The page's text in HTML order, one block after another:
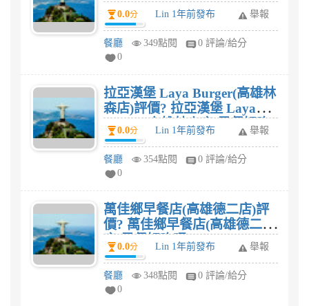
0.0分 Lin 1年前發布 舉報
餐廳 349點閱
0 評論/給分
0
拉亞漢堡 Laya Burger(高雄林
森店)評價? 拉亞漢堡 Laya
Burger(高雄林森店)早餐好吃
嗎?
0.0分 Lin 1年前發布 舉報
餐廳 354點閱
0 評論/給分
0
萬佳鄉早餐店(高雄德二店)評
價? 萬佳鄉早餐店(高雄德二
店)早餐好吃嗎?
0.0分 Lin 1年前發布 舉報
餐廳 348點閱
0 評論/給分
0